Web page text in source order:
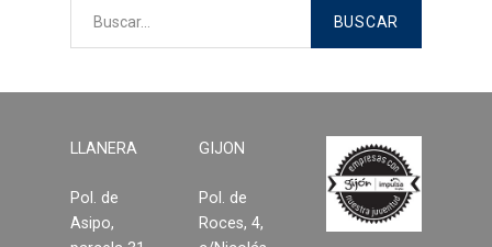
Aplicaciones
Suelos laminados
Soluciones en tableros
Decoración del hogar
LLANERA
Pol. de
Asipo,
GIJON
Pol. de
Roces, 4,